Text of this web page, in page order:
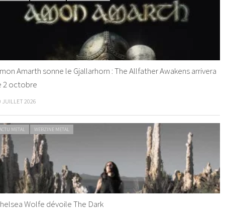
Amarth sonne le Gjallarhorn : The Allfather Awakens arrivera
2 octobre
JUILLET 2026
METAL WEBZINE METAL
Wolfe dévoile The Dark